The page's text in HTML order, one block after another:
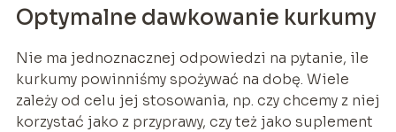
Optymalne dawkowanie kurkumy
Nie ma jednoznacznej odpowiedzi na pytanie, ile
kurkumy powinniśmy spożywać na dobę. Wiele
zależy od celu jej stosowania, np. czy chcemy z niej
korzystać jako z przyprawy, czy też jako suplement